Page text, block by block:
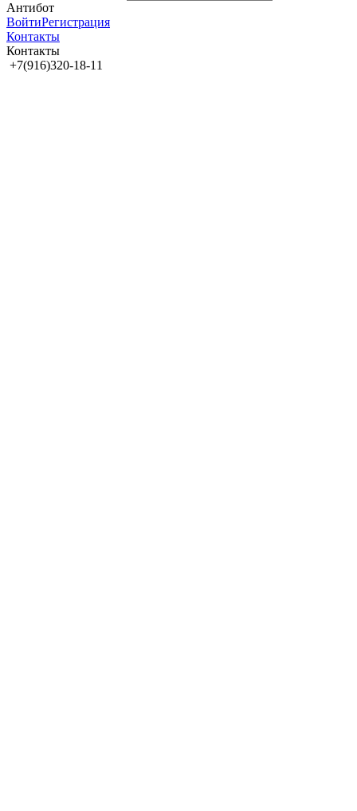
Антибот
ВойтиРегистрация
Контакты
Контакты
+7(916)320-18-11